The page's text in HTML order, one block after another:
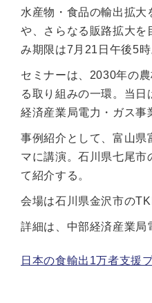
水産物・食品の輸出拡
や、さらなる販路拡大を
み期限は7月21日午後5時
セミナーは、2030年の
る取り組みの一環。当
経済産業局電力・ガス事
事例紹介として、富山県
マに講演。石川県七尾
て紹介する。
会場は石川県金沢市の
詳細は、中部経済産業局
日本の食輸出1万者支援